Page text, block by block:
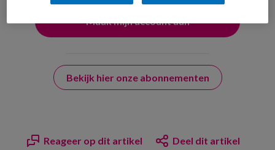
Bekijk hier onze abonnementen
Reageer op dit artikel Deel dit artikel